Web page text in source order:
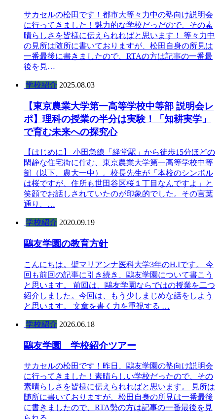
サカセルの松田です！都市大等々力中の塾向け説明会
に行ってきました！魅力的な学校だっだので、その素
晴らしさを皆様に伝えられればと思います！ 等々力中
の見所は随所に書いておりますが、松田自身の所見は
一番最後に書きましたので、RTAの方は記事の一番最
後を見…
学校紹介 2025.08.03
【東京農業大学第一高等学校中等部 説明会レ
ポ】理科の授業の半分は実験！「知耕実学」
で育む未来への探究心
【はじめに】 小田急線「経堂駅」から徒歩15分ほどの
閑静な住宅街に佇む、東京農業大学第一高等学校中等
部（以下、農大一中）。校長先生が「本校のシンボル
は桜ですが、住所も世田谷区桜１丁目なんですよ」と
笑顔でお話しされていたのが印象的でした。その言葉
通り、…
学校紹介 2020.09.19
鷗友学園の教育方針
こんにちは。聖マリアンナ医科大学3年のH.Iです。 今
回も前回の記事に引き続き、鷗友学園について書こう
と思います。 前回は、鷗友学園ならではの授業を二つ
紹介しました。今回は、もう少しまじめな話をしよう
と思います。 文章を書く力を重視する …
学校紹介 2026.06.18
鷗友学園 学校紹介ツアー
サカセルの松田です！昨日、鷗友学園の塾向け説明会
に行ってきました！素晴らしい学校だったので、その
素晴らしさを皆様に伝えられればと思います。 見所は
随所に書いておりますが、松田自身の所見は一番最後
に書きましたので、RTA勢の方は記事の一番最後を見